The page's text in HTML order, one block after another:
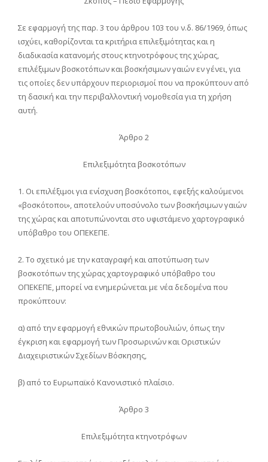
Σε εφαρμογή της παρ. 3 του άρθρου 103 του ν.δ. 86/1969, όπως
ισχύει, καθορίζονται τα κριτήρια επιλεξιμότητας και η
διαδικασία κατανομής στους κτηνοτρόφους της χώρας,
επιλέξιμων βοσκοτόπων και βοσκήσιμων γαιών εν γένει, για
τις οποίες δεν υπάρχουν περιορισμοί που να προκύπτουν από
τη δασική και την περιβαλλοντική νομοθεσία για τη χρήση
αυτή.
Άρθρο 2
Επιλεξιμότητα βοσκοτόπων
1. Οι επιλέξιμοι για ενίσχυση βοσκότοποι, εφεξής καλούμενοι
«βοσκότοποι», αποτελούν υποσύνολο των βοσκήσιμων γαιών
της χώρας και αποτυπώνονται στο υφιστάμενο χαρτογραφικό
υπόβαθρο του ΟΠΕΚΕΠΕ.
2. Το σχετικό με την καταγραφή και αποτύπωση των
βοσκοτόπων της χώρας χαρτογραφικό υπόβαθρο του
ΟΠΕΚΕΠΕ, μπορεί να ενημερώνεται με νέα δεδομένα που
προκύπτουν:
α) από την εφαρμογή εθνικών πρωτοβουλιών, όπως την
έγκριση και εφαρμογή των Προσωρινών και Οριστικών
Διαχειριστικών Σχεδίων Βόσκησης,
β) από το Ευρωπαϊκό Κανονιστικό πλαίσιο.
Άρθρο 3
Επιλεξιμότητα κτηνοτρόφων